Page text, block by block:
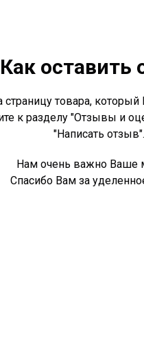
Как оставить
страницу товара,
к разделу "Отзывы и
"Написать отзыв".
Нам очень важно Ваше
Спасибо Вам за